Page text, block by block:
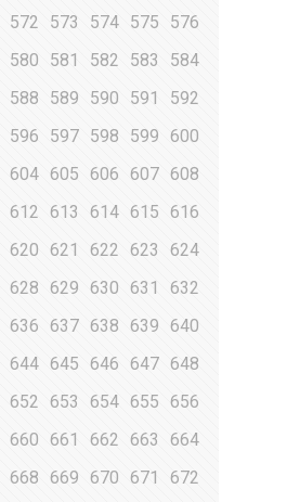
572 573 574 575
576
580 581 582 583
584
588 589 590 591
592
596 597 598 599
600
604 605 606 607 608
612 613 614 615
616
620 621 622 623
624
628 629 630 631
632
636 637 638 639 640
644 645 646 647 648
652 653 654 655 656
660 661 662 663
664
668 669 670 671
672